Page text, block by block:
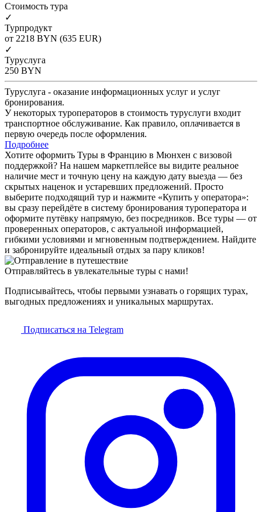
Cтоимость тура
✓
Турпродукт
от 2218 BYN (635 EUR)
✓
Туруслуга
250 BYN
Туруслуга - оказание информационных услуг и услуг
бронирования.
У некоторых туроператоров в стоимость туруслуги входит
транспортное обслуживание. Как правило, оплачивается в
первую очередь после оформления.
Подробнее
Хотите оформить Туры в Францию в Мюнхен с визовой
поддержкой? На нашем маркетплейсе вы видите реальное
наличие мест и точную цену на каждую дату выезда — без
скрытых наценок и устаревших предложений. Просто
выберите подходящий тур и нажмите «Купить у оператора»:
вы сразу перейдёте в систему бронирования туроператора и
оформите путёвку напрямую, без посредников. Все туры — от
проверенных операторов, с актуальной информацией,
гибкими условиями и мгновенным подтверждением. Найдите
и забронируйте идеальный отдых за пару кликов!
Отправляйтесь в увлекательные туры с нами!
Подписывайтесь, чтобы первыми узнавать о горящих турах,
выгодных предложениях и уникальных маршрутах.
Подписаться на Telegram